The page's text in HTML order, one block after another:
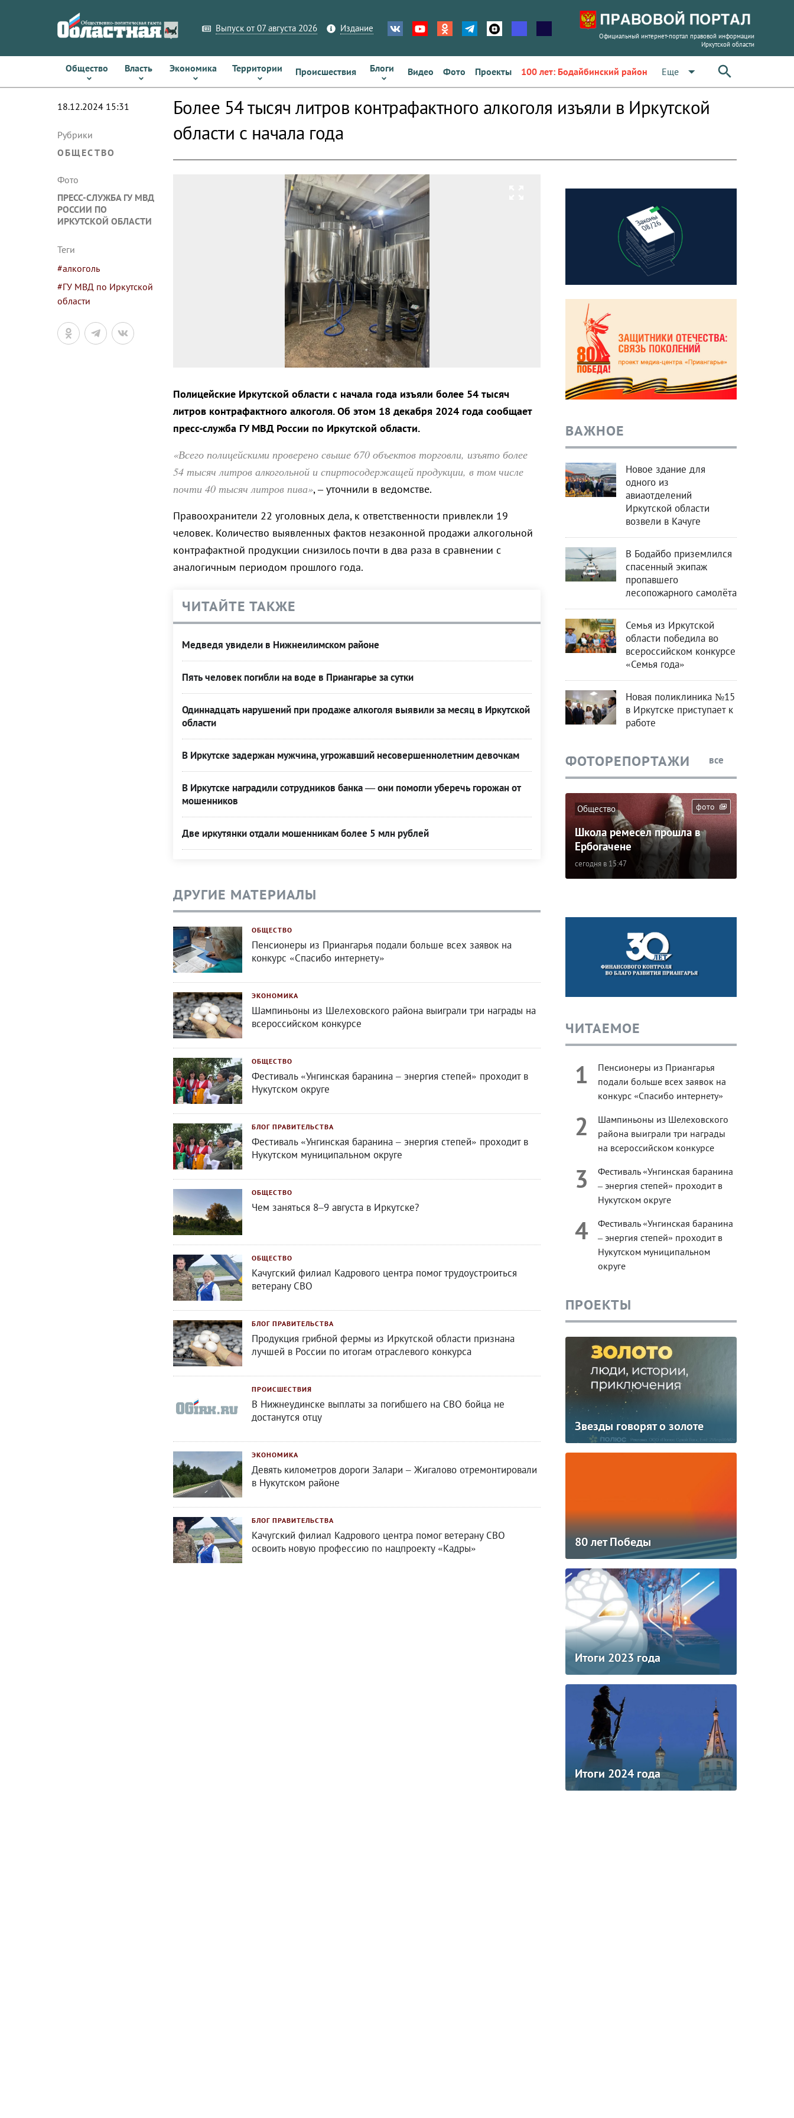
Выпуск от 07 августа 2026 Издание
Официальный интернет-портал правовой информации
Иркутской области
Общество Власть Экономика Территории Происшествия Блоги Видео Фото Проекты 100 лет: Бодайбинский район Еще arrow_drop_down
18.12.2024 15:31
Рубрики
ОБЩЕСТВО
Фото
ПРЕСС-СЛУЖБА ГУ МВД
РОССИИ ПО
ИРКУТСКОЙ ОБЛАСТИ
Теги
#алкоголь
#ГУ МВД по Иркутской
области
Более 54 тысяч литров контрафактного алкоголя изъяли в Иркутской
области с начала года
Полицейские Иркутской области с начала года изъяли более 54 тысяч
литров контрафактного алкоголя. Об этом 18 декабря 2024 года сообщает
пресс-служба ГУ МВД России по Иркутской области.
«Всего полицейскими проверено свыше 670 объектов торговли, изъято более
54 тысяч литров алкогольной и спиртосодержащей продукции, в том числе
почти 40 тысяч литров пива», – уточнили в ведомстве.
Правоохранители 22 уголовных дела, к ответственности привлекли 19
человек. Количество выявленных фактов незаконной продажи алкогольной
контрафактной продукции снизилось почти в два раза в сравнении с
аналогичным периодом прошлого года.
ЧИТАЙТЕ ТАКЖЕ
Медведя увидели в Нижнеилимском районе
Пять человек погибли на воде в Приангарье за сутки
Одиннадцать нарушений при продаже алкоголя выявили за месяц в Иркутской
области
В Иркутске задержан мужчина, угрожавший несовершеннолетним девочкам
В Иркутске наградили сотрудников банка — они помогли уберечь горожан от
мошенников
Две иркутянки отдали мошенникам более 5 млн рублей
ДРУГИЕ МАТЕРИАЛЫ
ОБЩЕСТВО
Пенсионеры из Приангарья подали больше всех заявок на
конкурс «Спасибо интернету»
ЭКОНОМИКА
Шампиньоны из Шелеховского района выиграли три награды на
всероссийском конкурсе
ОБЩЕСТВО
Фестиваль «Унгинская баранина – энергия степей» проходит в
Нукутском округе
БЛОГ ПРАВИТЕЛЬСТВА
Фестиваль «Унгинская баранина – энергия степей» проходит в
Нукутском муниципальном округе
ОБЩЕСТВО
Чем заняться 8–9 августа в Иркутске?
ОБЩЕСТВО
Качугский филиал Кадрового центра помог трудоустроиться
ветерану СВО
БЛОГ ПРАВИТЕЛЬСТВА
Продукция грибной фермы из Иркутской области признана
лучшей в России по итогам отраслевого конкурса
ПРОИСШЕСТВИЯ
В Нижнеудинске выплаты за погибшего на СВО бойца не
достанутся отцу
ЭКОНОМИКА
Девять километров дороги Залари – Жигалово отремонтировали
в Нукутском районе
БЛОГ ПРАВИТЕЛЬСТВА
Качугский филиал Кадрового центра помог ветерану СВО
освоить новую профессию по нацпроекту «Кадры»
ВАЖНОЕ
Новое здание для
одного из
авиаотделений
Иркутской области
возвели в Качуге
В Бодайбо приземлился
спасенный экипаж
пропавшего
лесопожарного самолёта
Семья из Иркутской
области победила во
всероссийском конкурсе
«Семья года»
Новая поликлиника №15
в Иркутске приступает к
работе
ФОТОРЕПОРТАЖИ все
фото
Общество
Школа ремесел прошла в
Ербогачене
сегодня в 15:47
ЧИТАЕМОЕ
1
Пенсионеры из Приангарья
подали больше всех заявок на
конкурс «Спасибо интернету»
2
Шампиньоны из Шелеховского
района выиграли три награды
на всероссийском конкурсе
3
Фестиваль «Унгинская баранина
– энергия степей» проходит в
Нукутском округе
4
Фестиваль «Унгинская баранина
– энергия степей» проходит в
Нукутском муниципальном
округе
ПРОЕКТЫ
Звезды говорят о золоте
80 лет Победы
Итоги 2023 года
Итоги 2024 года